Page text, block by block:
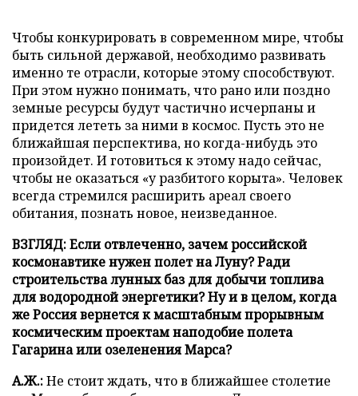
Чтобы конкурировать в современном мире, чтобы
быть сильной державой, необходимо развивать
именно те отрасли, которые этому способствуют.
При этом нужно понимать, что рано или поздно
земные ресурсы будут частично исчерпаны и
придется лететь за ними в космос. Пусть это не
ближайшая перспектива, но когда-нибудь это
произойдет. И готовиться к этому надо сейчас,
чтобы не оказаться «у разбитого корыта». Человек
всегда стремился расширить ареал своего
обитания, познать новое, неизведанное.
ВЗГЛЯД: Если отвлеченно, зачем российской
космонавтике нужен полет на Луну? Ради
строительства лунных баз для добычи топлива
для водородной энергетики? Ну и в целом, когда
же Россия вернется к масштабным прорывным
космическим проектам наподобие полета
Гагарина или озеленения Марса?
А.Ж.:Не стоит ждать, что в ближайшее столетие